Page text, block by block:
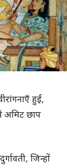
हुईं,
अमिट छाप
जिन्हों